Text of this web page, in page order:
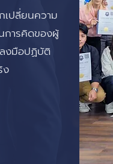
เปลี่ยนความ
การคิดของผู้
งมือปฏิบัติ
ง